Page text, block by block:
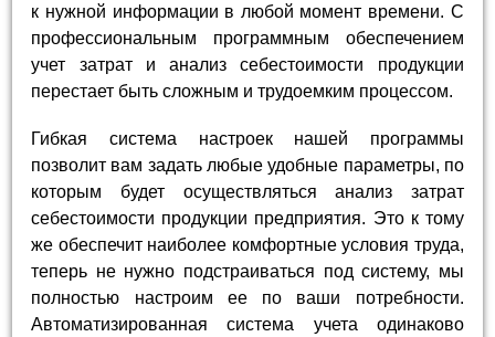
к нужной информации в любой момент времени. С
профессиональным программным обеспечением
учет затрат и анализ себестоимости продукции
перестает быть сложным и трудоемким процессом.
Гибкая система настроек нашей программы
позволит вам задать любые удобные параметры, по
которым будет осуществляться анализ затрат
себестоимости продукции предприятия. Это к тому
же обеспечит наиболее комфортные условия труда,
теперь не нужно подстраиваться под систему, мы
полностью настроим ее по ваши потребности.
Автоматизированная система учета одинаково